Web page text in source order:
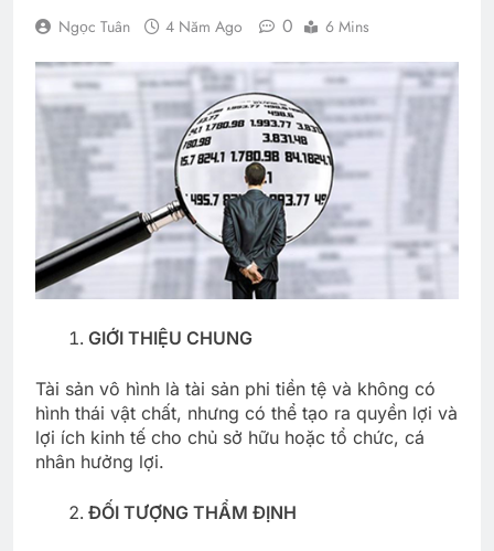
Ngọc Tuân 4 Năm Ago 0 6 Mins
GIỚI THIỆU CHUNG
Tài sản vô hình là tài sản phi tiền tệ và không có
hình thái vật chất, nhưng có thể tạo ra quyền lợi và
lợi ích kinh tế cho chủ sở hữu hoặc tổ chức, cá
nhân hưởng lợi.
ĐỐI TƯỢNG THẨM ĐỊNH